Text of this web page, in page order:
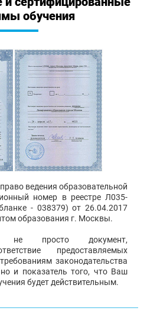
обучения
ведения образовательной
номер в реестре Л035-
- 038379) от 26.04.2017
образования г. Москвы.
просто документ,
предоставляемых
законодательства
и показатель того, что Ваш
будет действительным.